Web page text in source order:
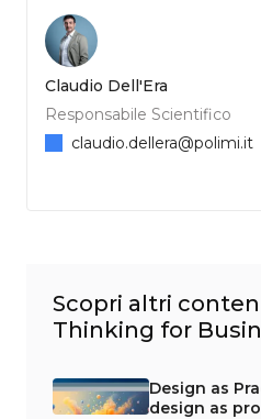
Claudio Dell'Era
Responsabile Scientifico
claudio.dellera@polimi.it
Scopri altri
Thinking for
Design as
design as